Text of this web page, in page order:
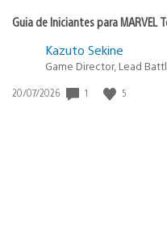
Guia de Iniciantes para MARVEL
Kazuto Sekine
Game Director, Lead
Data
20/07/2026 1 5